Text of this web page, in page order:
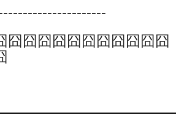
囧囧囧囧囧囧囧囧囧囧囧